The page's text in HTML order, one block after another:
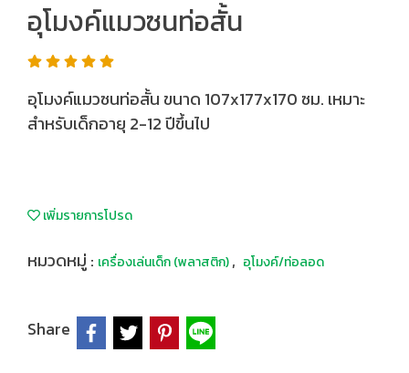
อุโมงค์แมวซนท่อสั้น
อุโมงค์แมวซนท่อสั้น ขนาด 107x177x170 ซม. เหมาะ
สำหรับเด็กอายุ 2-12 ปีขึ้นไป
เพิ่มรายการโปรด
หมวดหมู่ : เครื่องเล่นเด็ก (พลาสติก), อุโมงค์/ท่อลอด
Share